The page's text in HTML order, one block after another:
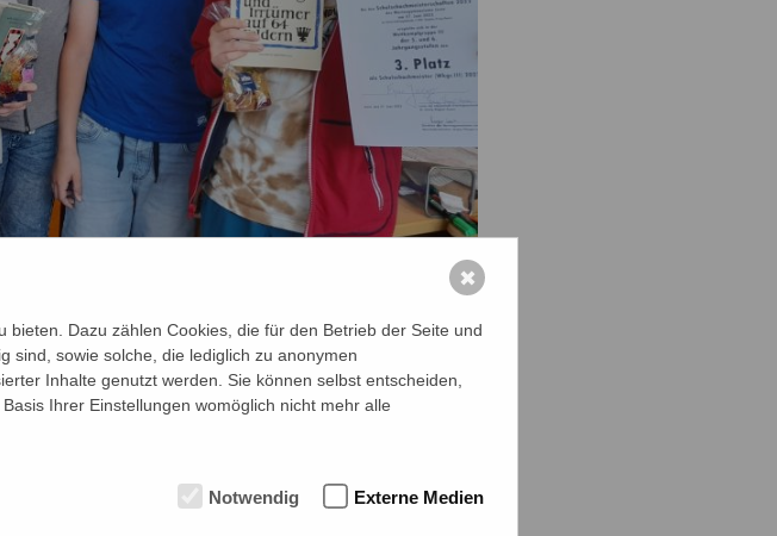
Mariengymnasiums aus der
im
Dazu zählen Cookies, die für den Betrieb der Seite und
sind, sowie solche, die lediglich zu anonymen
Inhalte genutzt werden. Sie können selbst entscheiden,
Ihrer Einstellungen womöglich nicht mehr alle
Notwendig Externe Medien
✖